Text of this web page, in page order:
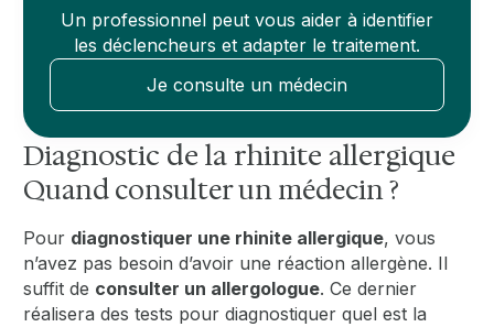
Un professionnel peut vous aider à identifier
les déclencheurs et adapter le traitement.
Je consulte un médecin
Diagnostic de la rhinite allergique
Quand consulter un médecin ?
Pour diagnostiquer une rhinite allergique, vous
n’avez pas besoin d’avoir une réaction allergène. Il
suffit de consulter un allergologue. Ce dernier
réalisera des tests pour diagnostiquer quel est la